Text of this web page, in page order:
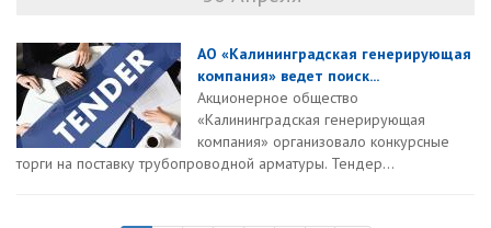
АО «Калининградская генерирующая
компания» ведет поиск...
Акционерное общество
«Калининградская генерирующая
компания» организовало конкурсные
торги на поставку трубопроводной арматуры. Тендер...